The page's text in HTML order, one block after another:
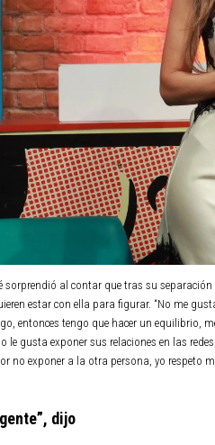
sorprendió al contar que tras su
estar con ella para figurar. “No me
entonces tengo que hacer un equilibrio,
le gusta exponer sus relaciones en las
no exponer a la otra persona, yo respeto
dijo